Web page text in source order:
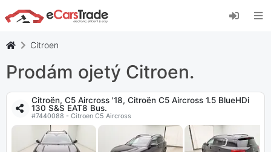
Nainstalujte si webovou aplikaci eCarsTrade,
přidejte si ji na domovskou obrazovku a získejte
Citroen
Prodám ojetý Citroen.
Citroën, C5 Aircross '18, Citroën C5 Aircross 1.5 BlueHDi
130 S&S EAT8 Bus.
#7440088 - Citroen C5 Aircross